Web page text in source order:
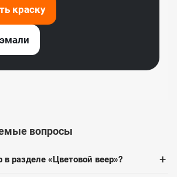
краску
вопросы
в разделе «Цветовой веер»? +